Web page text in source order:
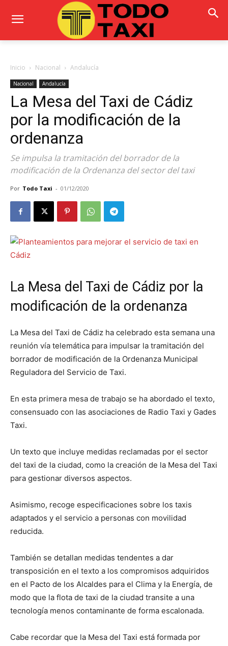
Inicio Nacional Andalucía
Nacional Andalucía
La Mesa del Taxi de Cádiz
por la modificación de la
ordenanza
Se impulsa la tramitación del borrador de la
modificación de la Ordenanza del sector del taxi
Por Todo Taxi - 01/12/2020
La Mesa del Taxi de Cádiz por la
modificación de la ordenanza
La Mesa del Taxi de Cádiz ha celebrado esta semana una
reunión vía telemática para impulsar la tramitación del
borrador de modificación de la Ordenanza Municipal
Reguladora del Servicio de Taxi.
En esta primera mesa de trabajo se ha abordado el texto,
consensuado con las asociaciones de Radio Taxi y Gades
Taxi.
Un texto que incluye medidas reclamadas por el sector
del taxi de la ciudad, como la creación de la Mesa del Taxi
para gestionar diversos aspectos.
Asimismo, recoge especificaciones sobre los taxis
adaptados y el servicio a personas con movilidad
reducida.
También se detallan medidas tendentes a dar
transposición en el texto a los compromisos adquiridos
en el Pacto de los Alcaldes para el Clima y la Energía, de
modo que la flota de taxi de la ciudad transite a una
tecnología menos contaminante de forma escalonada.
Cabe recordar que la Mesa del Taxi está formada por